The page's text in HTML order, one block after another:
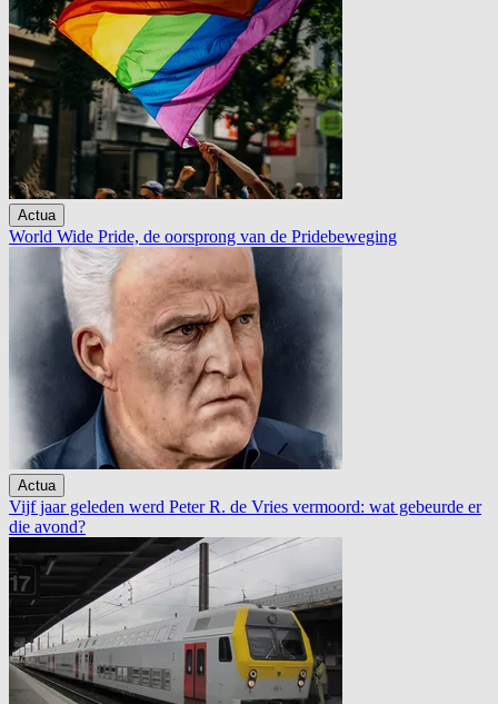
Actua
World Wide Pride, de oorsprong van de Pridebeweging
Actua
Vijf jaar geleden werd Peter R. de Vries vermoord: wat gebeurde er
die avond?